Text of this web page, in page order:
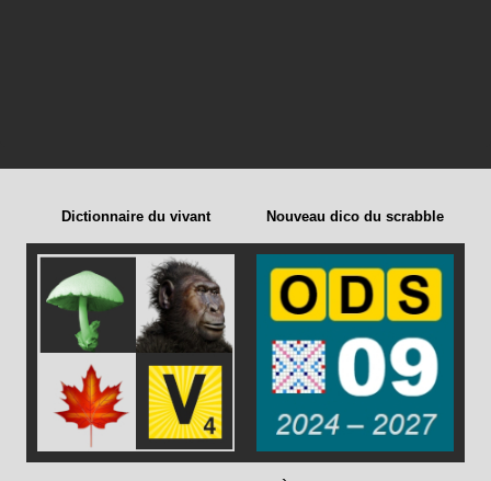
Dictionnaire du vivant Nouveau dico du scrabble